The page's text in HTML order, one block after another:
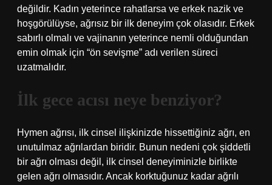
değildir. Kadın yeterince rahatlarsa ve erkek nazik ve
hoşgörülüyse, ağrısız bir ilk deneyim çok olasıdır. Erkek
sabırlı olmalı ve vajinanın yeterince nemli olduğundan
emin olmak için “ön sevişme” adı verilen süreci
uzatmalıdır.
İlk gece acısı neye benziyor?
Hymen ağrısı, ilk cinsel ilişkinizde hissettiğiniz ağrı, en
unutulmaz ağrılardan biridir. Bunun nedeni çok şiddetli
bir ağrı olması değil, ilk cinsel deneyiminizle birlikte
gelen ağrı olmasıdır. Ancak korktuğunuz kadar ağrılı